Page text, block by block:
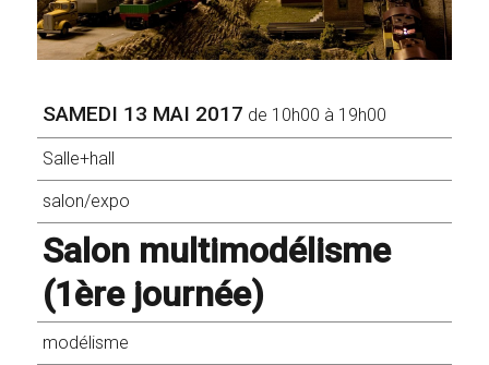
SAMEDI 13 MAI 2017 de 10h00 à 19h00
Salle+hall
salon/expo
Salon multimodélisme
(1ère journée)
modélisme